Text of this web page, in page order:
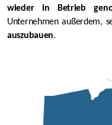
wieder in Betrieb
Unternehmen außerdem,
auszubauen.